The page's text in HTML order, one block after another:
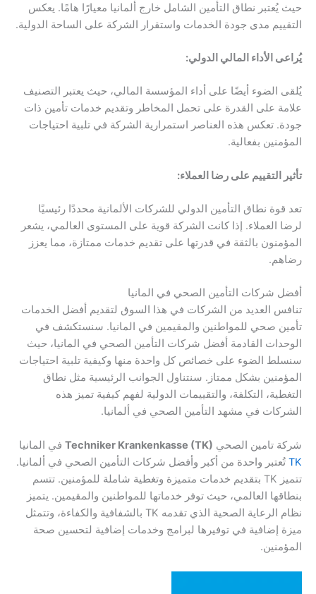
حيث يُعتبر نطاق التأمين الشامل خارج ألمانيا معيارًا هامًا. يعكس
التقييم مدى جودة الخدمات واستقرار الشركة على الساحة الدولية.
يُراعى الأداء المالي الدولي:
يُلقى الضوء أيضًا على أداء المؤسسة المالي، حيث يعتبر التصنيف
علامة على القدرة على تحمل المخاطر وتقديم خدمات تأمين ذات
جودة. تعكس هذه العناصر استمرارية الشركة في تلبية احتياجات
المؤمنين بفعالية.
تأثير التقييم على رضا العملاء:
تعد قوة نطاق التأمين الدولي للشركات الألمانية محددًا رئيسيًا
لرضا العملاء. إذا كانت الشركة قوية على المستوى العالمي، يشعر
المؤمنون بالثقة في قدرتها على تقديم خدمات ممتازة، مما يعزز
رضاهم.
أفضل شركات التأمين الصحي في المانيا
تنافس العديد من الشركات في هذا السوق لتقديم أفضل الخدمات
تأمين صحي للمواطنين والمقيمين في المانيا. سنستكشف في
الوحدات القادمة أفضل شركات التأمين الصحي في المانيا، حيث
سنسلط الضوء على خصائص كل واحدة منها وكيفية تلبية احتياجات
المؤمنين بشكل ممتاز. سنتناول الجوانب الرئيسية مثل نطاق
التغطية، التكلفة، والتقييمات الدولية لفهم كيفية تميز هذه
الشركات في مشهد التأمين الصحي في ألمانيا.
شركة تامين الصحي Techniker Krankenkasse (TK) في المانيا
TK تُعتبر واحدة من أكبر وأفضل شركات التأمين الصحي في ألمانيا.
تتميز TK بتقديم خدمات متميزة وتغطية شاملة للمؤمنين. تتسم
بنطاقها العالمي، حيث توفر خدماتها للمواطنين والمقيمين. يتميز
نظام الرعاية الصحية الذي تقدمه TK بالشفافية والكفاءة، وتتمثل
ميزة إضافية في توفيرها لبرامج وخدمات إضافية لتحسين صحة
المؤمنين.